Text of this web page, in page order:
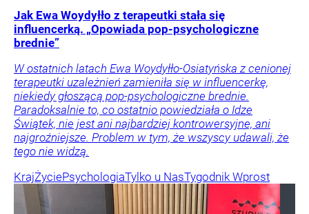
Jak Ewa Woydyłło z terapeutki stała się
influencerką. „Opowiada pop-psychologiczne
brednie”
W ostatnich latach Ewa Woydyłło-Osiatyńska z cenionej
terapeutki uzależnień zamieniła się w influencerkę,
niekiedy głoszącą pop-psychologiczne brednie.
Paradoksalnie to, co ostatnio powiedziała o Idze
Świątek, nie jest ani najbardziej kontrowersyjne, ani
najgroźniejsze. Problem w tym, że wszyscy udawali, że
tego nie widzą.
KrajŻyciePsychologiaTylko u NasTygodnik Wprost